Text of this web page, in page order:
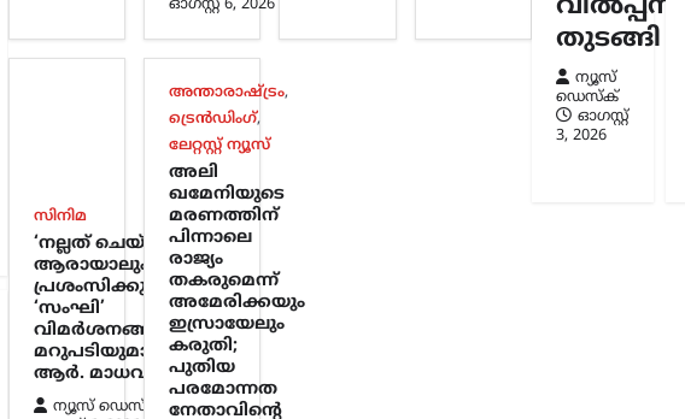
ഓഗസ്റ്റ്‌ 6, 2026
സിനിമ
‘നല്ലത് ചെയ്താൽ
ആരായാലും
പ്രശംസിക്കും’;
‘സംഘി’
വിമർശനങ്ങൾക്ക്
മറുപടിയുമായി
ആർ. മാധവൻ
ന്യൂസ് ഡെസ്ക്
അന്താരാഷ്ട്രം,
ട്രെൻഡിംഗ്,
ലേറ്റസ്റ്റ് ന്യൂസ്
അലി
ഖമേനിയുടെ
മരണത്തിന്
പിന്നാലെ
രാജ്യം
തകരുമെന്ന്
അമേരിക്കയും
ഇസ്രായേലും
കരുതി;
പുതിയ
പരമോന്നത
നേതാവിന്റെ
വിൽപ്പന
തുടങ്ങി
ന്യൂസ്
ഡെസ്ക്
ഓഗസ്റ്റ്‌
3, 2026